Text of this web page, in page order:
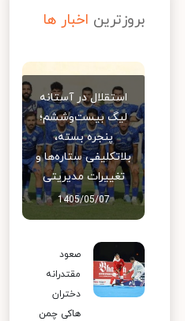
بروزترین اخبار ها
استقلال در آستانه
لیگ بیست‌وششم؛
پنجره بسته،
بلاتکلیفی ستاره‌ها و
تغییرات مدیریتی
1405/05/07
صعود
مقتدرانه
دختران
هاکی چمن